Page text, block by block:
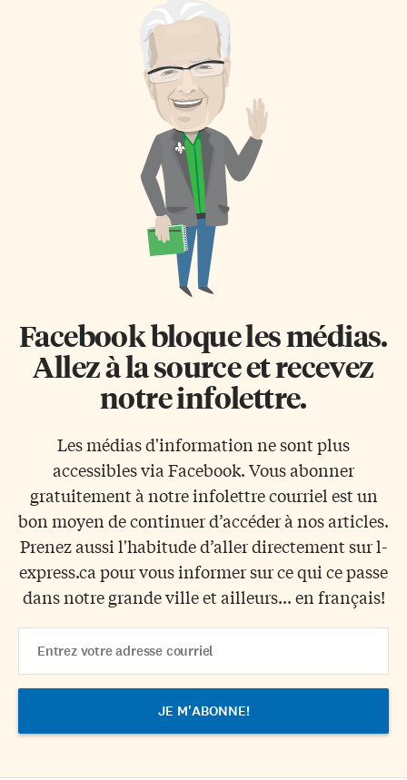
CSDCEO – Leadership culturel
Patrimoine Canadien sera
adaptée virtuellement en raison
du CoViD-19 et sera présentée
sous forme de capsules de 15
minutes diffusées du lundi 4
mai au jeudi 7 mai à 12h30.
William Burton ainsi que les
deux élèves-conseillers du
CSDCEO, Olivier Laurendeau et
application mobile. L’écho
d’Evelyne Ce mardi 28 avril à
13h, Evelyne rencontrera Jean-
François Desforges et Jean-
Sébastien Boyer. Ayant grandi
avec l’Écho d’un peuple, ils se
sont impliqués dans plusieurs
de leurs activités culturelles
notamment leur méga spectacle
et le tournage de la série
documentaire Le Nouveau
Monde de Champlain. «Avec
ces deux Franco-Ontariens, je
Facebook bloque les médias.
Allez à la source et recevez
notre infolettre.
Les médias d'information ne sont plus
accessibles via Facebook. Vous abonner
gratuitement à notre infolettre courriel est un
bon moyen de continuer d’accéder à nos articles.
Prenez aussi l'habitude d’aller directement sur l-
express.ca pour vous informer sur ce qui ce passe
dans notre grande ville et ailleurs... en français!
Address